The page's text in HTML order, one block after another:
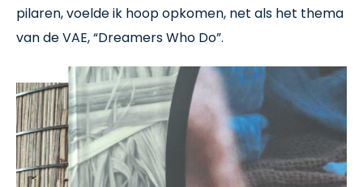
pilaren, voelde ik hoop opkomen, net als het thema
van de VAE, “Dreamers Who Do”.